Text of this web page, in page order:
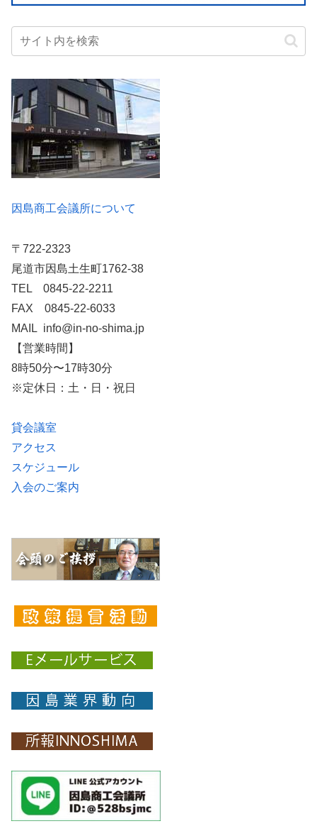
因島商工会議所について
〒722-2323
尾道市因島土生町1762-38
TEL 0845-22-2211
FAX 0845-22-6033
MAIL info@in-no-shima.jp
【営業時間】
8時50分〜17時30分
※定休日：土・日・祝日
貸会議室
アクセス
スケジュール
入会のご案内